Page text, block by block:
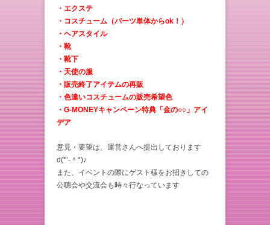
・エクステ
・コスチューム（パーツ単体からok！）
・ヘアスタイル
・靴
・靴下
・天使の服
・販売終了アイテムの再販
・色違いコスチュームの販売希望色
・G-MONEYキャンペーン特典「金の○○」アイ
デア
意見・要望は、運営さんへ提出しております
d(*’-＾*)♪
また、イベントの際にゲスト様をお招きしての
公聴会や交流会も時々行なっています